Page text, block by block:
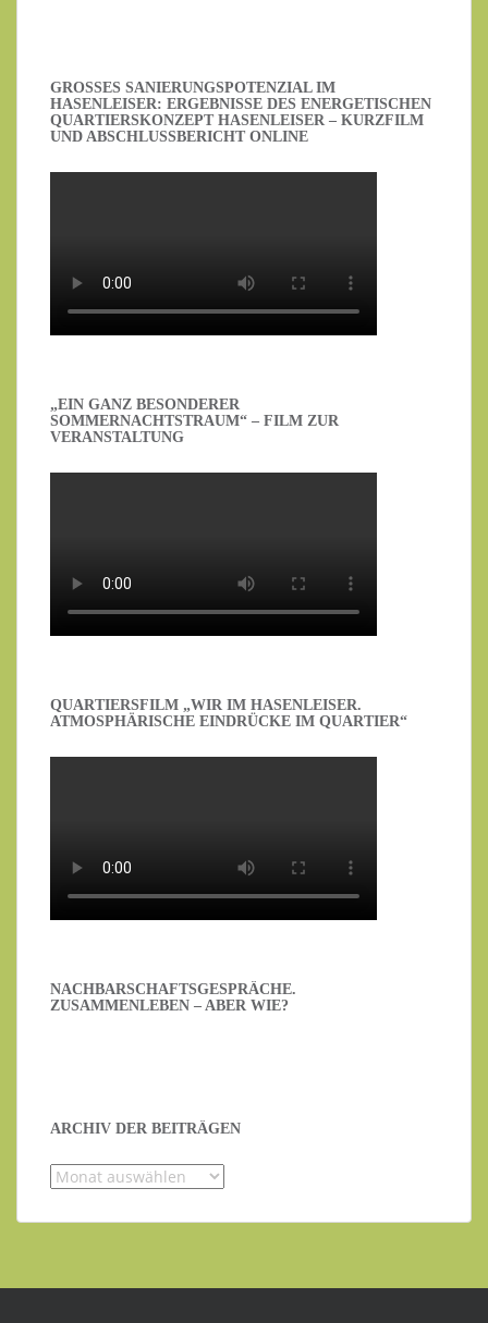
GROSSES SANIERUNGSPOTENZIAL IM H
ASENLEISER: ERGEBNISSE DES ENERGETISCHEN Q
UARTIERSKONZEPT HASENLEISER – KURZFILM U
ND ABSCHLUSSBERICHT ONLINE
„EIN GANZ BESONDERER
SOMMERNACHTSTRAUM“ – FILM ZUR
VERANSTALTUNG
QUARTIERSFILM „WIR IM HASENLEISER.
ATMOSPHÄRISCHE EINDRÜCKE IM QUARTIER“
NACHBARSCHAFTSGESPRÄCHE.
ZUSAMMENLEBEN – ABER WIE?
ARCHIV DER BEITRÄGEN